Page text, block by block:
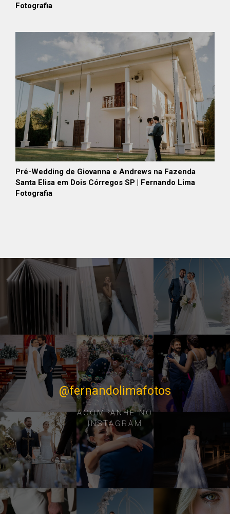
Fotografia
Pré-Wedding de Giovanna e Andrews na Fazenda
Santa Elisa em Dois Córregos SP | Fernando Lima
Fotografia
@fernandolimafotos
ACOMPANHE NO
INSTAGRAM